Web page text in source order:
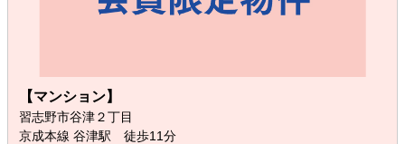
【マンション】
習志野市谷津２丁目
京成本線 谷津駅 徒歩11分